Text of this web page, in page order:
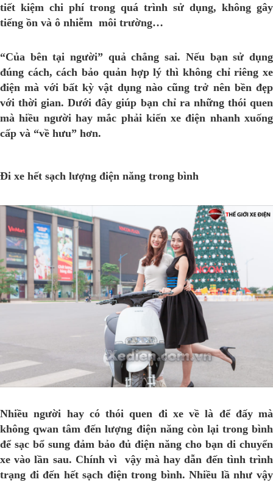
tiết kiệm chi phí trong quá trình sử dụng, không gây
tiếng ồn và ô nhiễm môi trường…
“Của bên tại người” quả chẳng sai. Nếu bạn sử dụng
đúng cách, cách bảo quản hợp lý thì không chỉ riêng xe
điện mà với bất kỳ vật dụng nào cũng trở nên bền đẹp
với thời gian. Dưới đây giúp bạn chỉ ra những thói quen
mà hiều người hay mắc phải kiến xe điện nhanh xuống
cấp và “về hưu” hơn.
Đi xe hết sạch lượng điện năng trong bình
Nhiều người hay có thói quen đi xe về là để đấy mà
không qwan tâm đến lượng điện năng còn lại trong bình
để sạc bổ sung đảm bảo đủ điện năng cho bạn di chuyển
xe vào lần sau. Chính vì vậy mà hay dẫn đến tình trình
trạng đi đến hết sạch điện trong bình. Nhiều lầ như vậy